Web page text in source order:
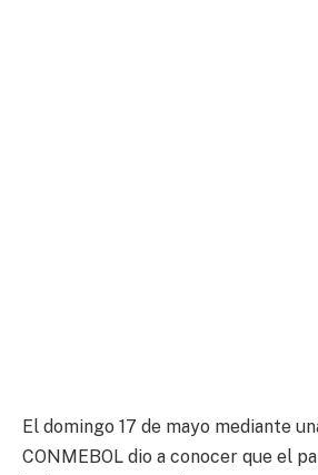
El domingo 17 de mayo mediante
CONMEBOL dio a conocer que el